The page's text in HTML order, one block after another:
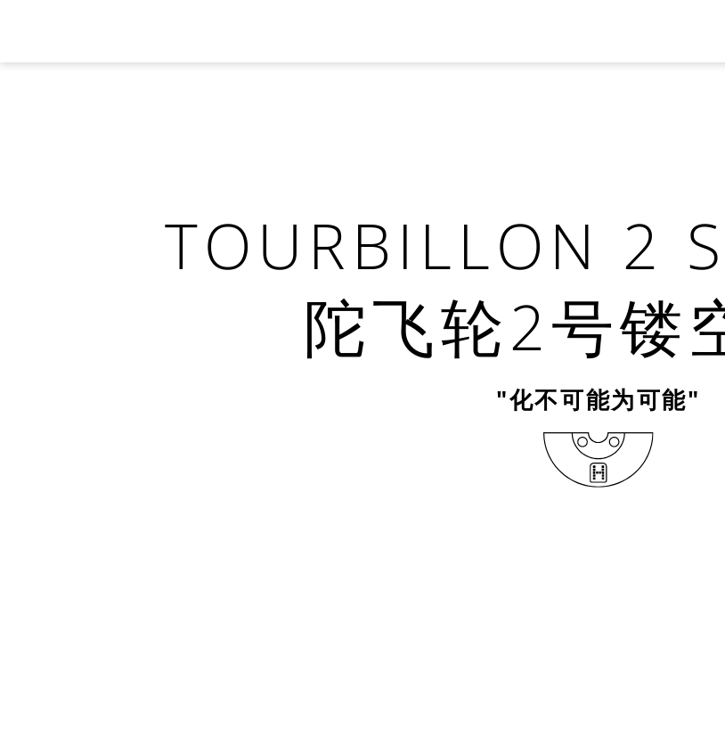
TOURBILLON 2
陀飞轮2号镂
"化不可能为可能"